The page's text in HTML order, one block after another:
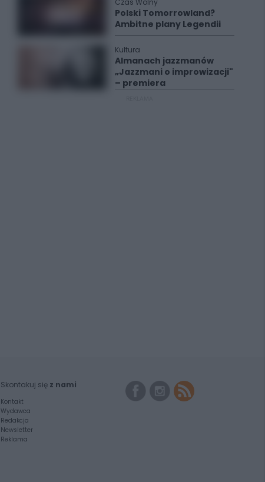
Czas Wolny
Polski Tomorrowland?
Ambitne plany Legendii
Kultura
Almanach jazzmanów
„Jazzmani o improwizacji"
– premiera
Skontakuj się z nami
Kontakt
Wydawca
Redakcja
Newsletter
Reklama